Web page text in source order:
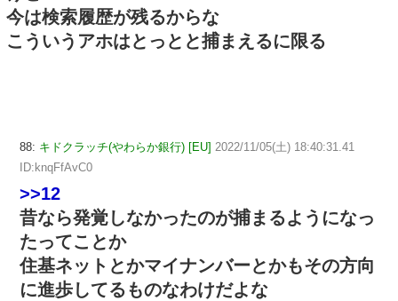
今は検索履歴が残るからな
こういうアホはとっとと捕まえるに限る
88: キドクラッチ(やわらか銀行) [EU] 2022/11/05(土) 18:40:31.41
ID:knqFfAvC0
>>12
昔なら発覚しなかったのが捕まるようになっ
たってことか
住基ネットとかマイナンバーとかもその方向
に進歩してるものなわけだよな